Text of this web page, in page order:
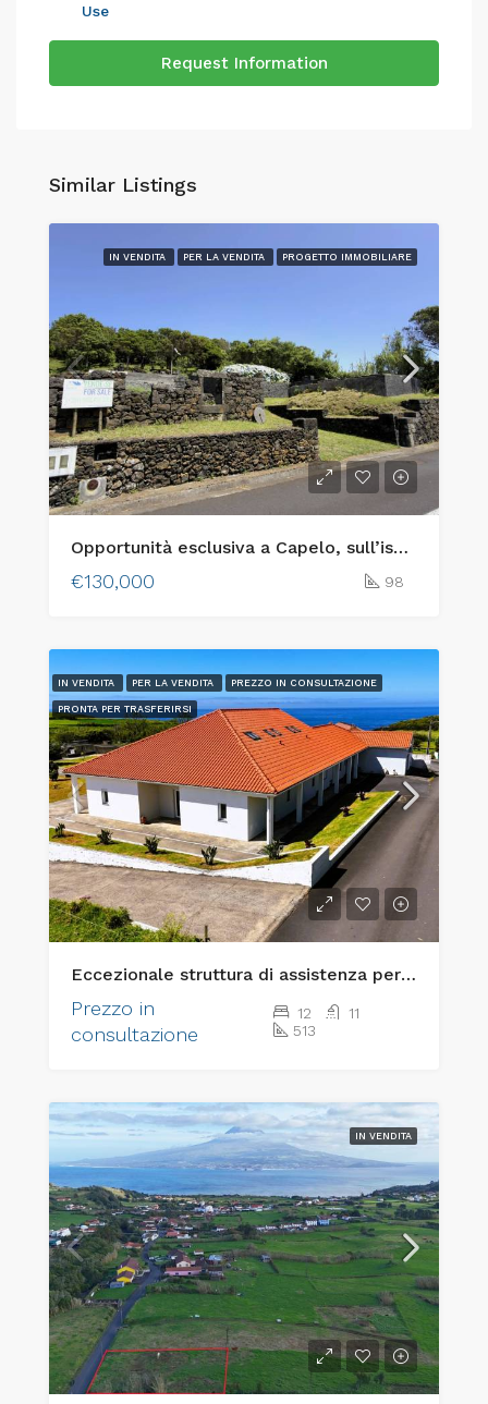
Use
Request Information
Similar Listings
IN VENDITA PER LA VENDITA PROGETTO IMMOBILIARE
Opportunità esclusiva a Capelo, sull’isola di Faial: due lotti urbani adiacenti con vista sull’oceano e fascino tradizionale
€130,000 98
IN VENDITA PER LA VENDITA PREZZO IN CONSULTAZIONE
PRONTA PER TRASFERIRSI
Eccezionale struttura di assistenza per anziani “chiavi in mano” e immobile di pregio per investimenti
Prezzo in
consultazione
12
11
513
IN VENDITA